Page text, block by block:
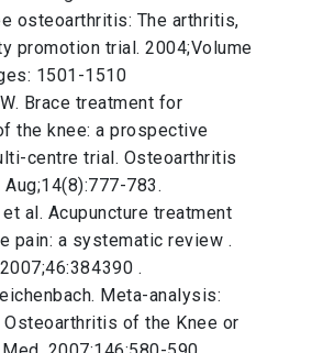
osteoarthritis: The arthritis,
promotion trial. 2004;Volume
1501-1510
Brace treatment for
the knee: a prospective
centre trial. Osteoarthritis
783.
et al. Acupuncture treatment
pain: a systematic review .
.
Meta-analysis:
of the Knee or